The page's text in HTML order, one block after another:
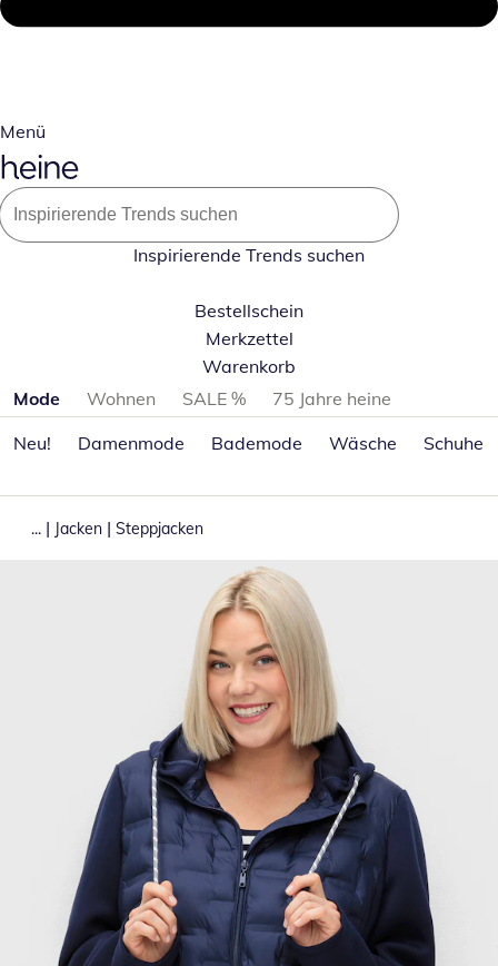
Menü
Inspirierende Trends suchen
Bestellschein
Merkzettel
Warenkorb
Produktkategorien überspringen
Mode Wohnen SALE %
75 Jahre heine
Neu!
Damenmode Bademode Wäsche Schuhe
... | Jacken | Steppjacken